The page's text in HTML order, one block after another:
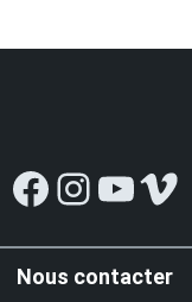
Facebook
Nous contacter